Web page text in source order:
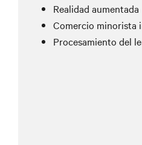
Realidad aumentada
Comercio minorista
Procesamiento del